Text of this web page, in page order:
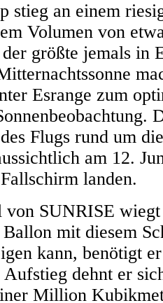
stieg an einem
Volumen von
größte jemals in
Esrange zum
Flugs rund um
am 12.
landen.
von SUNRISE
mit diesem
kann, benötigt
dehnt er
Million